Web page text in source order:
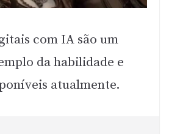
com IA são um
da habilidade e
atualmente.